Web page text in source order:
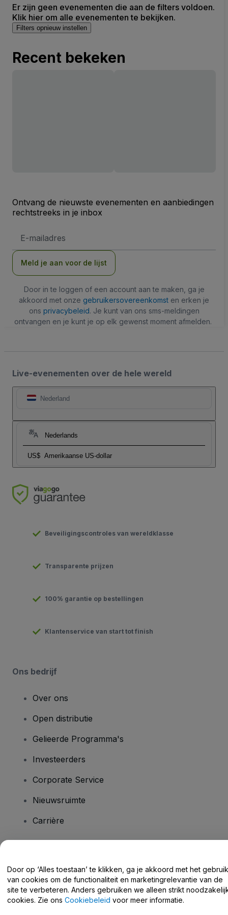
Er zijn geen evenementen die aan de filters voldoen.
Klik hier om alle evenementen te bekijken.
Filters opnieuw instellen
Recent bekeken
Ontvang de nieuwste evenementen en aanbiedingen
rechtstreeks in je inbox
mailadres
Meld je aan voor de lijst
Door in te loggen of een account aan te maken, ga je
akkoord met onze gebruikersovereenkomst en erken je
ons privacybeleid. Je kunt van ons sms-meldingen
ontvangen en je kunt je op elk gewenst moment afmelden.
Live-evenementen over de hele wereld
Nederland
Nederlands
US$ Amerikaanse US-dollar
Beveiligingscontroles van wereldklasse
Transparente prijzen
100% garantie op bestellingen
Klantenservice van start tot finish
Ons bedrijf
Over ons
Open distributie
Gelieerde Programma's
Investeerders
Corporate Service
Nieuwsruimte
Carrière
Helpcentrum / Neem Contact Met Ons Op
Door op ‘Alles toestaan’ te klikken, ga je akkoord met het gebruik
van cookies om de functionaliteit en marketingrelevantie van de
site te verbeteren. Anders gebruiken we alleen strikt
cookies. Zie ons Cookiebeleid voor meer informatie.